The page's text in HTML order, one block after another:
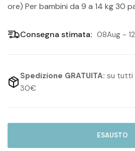
ore) Per bambini da 9 a 14 kg 30
Consegna stimata: 08Aug -
Spedizione GRATUITA: su tutti
30€
ESAUSTO